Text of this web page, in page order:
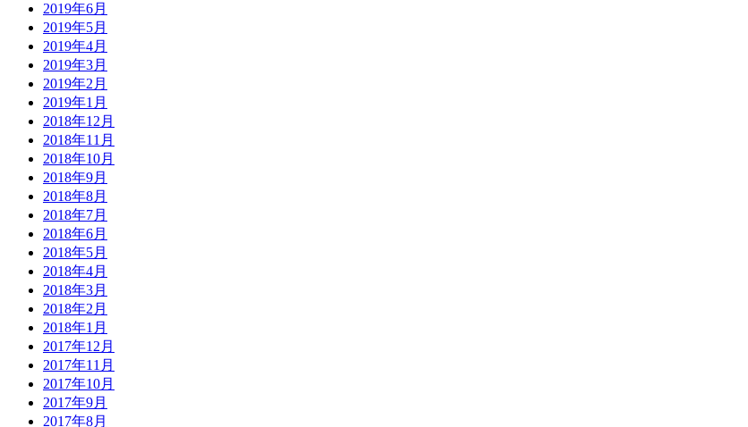
2019年6月
2019年5月
2019年4月
2019年3月
2019年2月
2019年1月
2018年12月
2018年11月
2018年10月
2018年9月
2018年8月
2018年7月
2018年6月
2018年5月
2018年4月
2018年3月
2018年2月
2018年1月
2017年12月
2017年11月
2017年10月
2017年9月
2017年8月